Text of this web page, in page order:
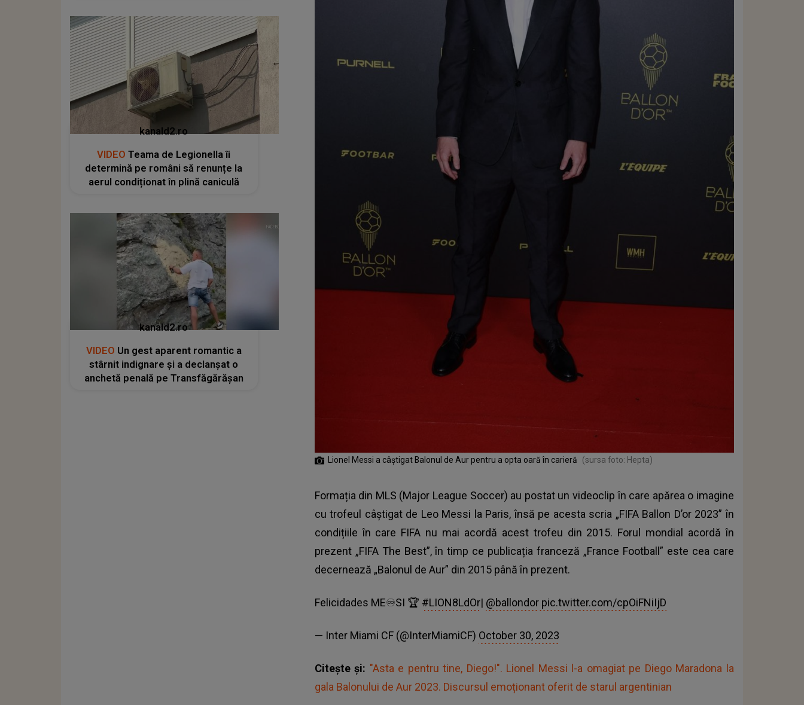
Lionel Messi a câștigat Balonul de Aur pentru a opta oară în carieră (sursa foto: Hepta)
Formația din MLS (Major League Soccer) au postat un videoclip în care apărea o imagine
cutrofeul câștigat de Leo Messi la Paris, însă pe acesta scria „FIFA Ballon D’or 2023” în
condițiile în care FIFA nu mai acordă acest trofeu din 2015. Forul mondial acordă în
prezent „FIFA The Best”, în timp ce publicația franceză „France Football” este cea care
decernează „Balonul de Aur” din 2015 până în prezent.
Felicidades ME♾SI 🏆 #LION8LdOr| @ballondorpic.twitter.com/cpOiFNiIjD
— Inter Miami CF (@InterMiamiCF) October 30, 2023
Citește și: "Asta e pentru tine, Diego!". Lionel Messi l-a omagiat pe Diego Maradona la
gala Balonului de Aur 2023. Discursul emoționant oferit de starul argentinian
kanald2.ro
VIDEO Teama de Legionella îi
determină pe români să renunțe la
aerul condiționat în plină caniculă
kanald2.ro
VIDEO Un gest aparent romantic a
stârnit indignare și a declanșat o
anchetă penală pe Transfăgărășan